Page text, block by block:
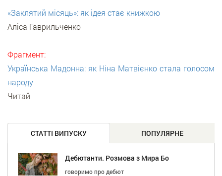
«Заклятий місяць»: як ідея стає книжкою
Аліса Гаврильченко
Фрагмент:
Українська Мадонна: як Ніна Матвієнко стала голосом
народу
Читай
СТАТТІ ВИПУСКУ ПОПУЛЯРНЕ
Дебютанти. Розмова з Мира Бо
говоримо про дебют